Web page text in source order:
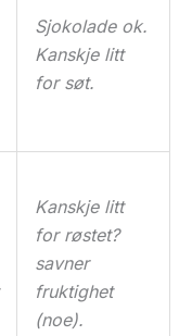
Sjokolade ok.
Kanskje litt
for søt.
Kanskje litt
for røstet?
savner
fruktighet
(noe).